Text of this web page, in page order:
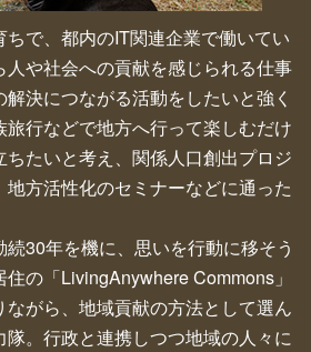
ちで、都内のIT関連企業で働いてい
人や社会への貢献を感じられる仕事
決につながる活動をしたいと強く
行などで地方へ行って楽しむだけ
たいと考え、関係人口創出プロジ
方活性化のセミナーなどに通った
30年を機に、思いを行動に移そう
の「LivingAnywhere Commons」
ながら、地域貢献の方法として選ん
。行政と連携しつつ地域の人々に